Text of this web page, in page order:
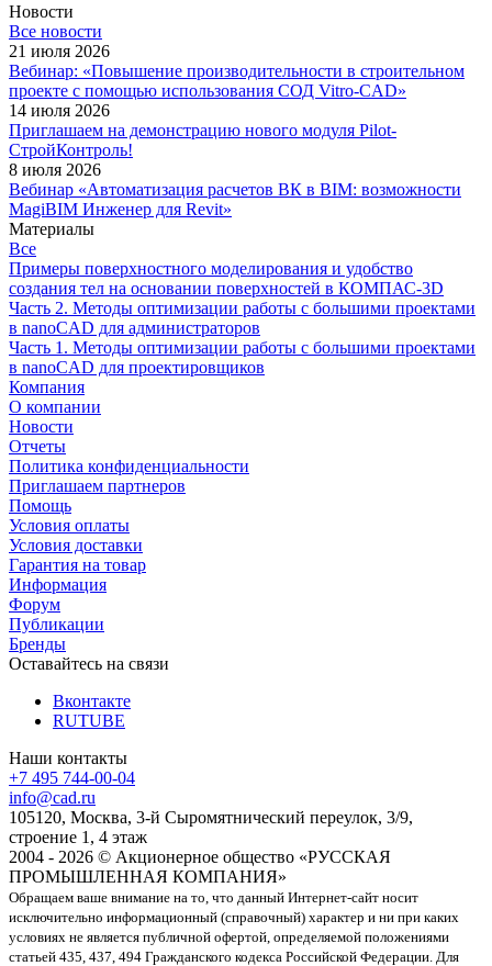
Новости
Все новости
21 июля 2026
Вебинар: «Повышение производительности в строительном
проекте с помощью использования СОД Vitro-CAD»
14 июля 2026
Приглашаем на демонстрацию нового модуля Pilot-
СтройКонтроль!
8 июля 2026
Вебинар «Автоматизация расчетов ВК в BIM: возможности
MagiBIM Инженер для Revit»
Материалы
Все
Примеры поверхностного моделирования и удобство
создания тел на основании поверхностей в КОМПАС-3D
Часть 2. Методы оптимизации работы с большими проектами
в nanoCAD для администраторов
Часть 1. Методы оптимизации работы с большими проектами
в nanoCAD для проектировщиков
Компания
О компании
Новости
Отчеты
Политика конфиденциальности
Приглашаем партнеров
Помощь
Условия оплаты
Условия доставки
Гарантия на товар
Информация
Форум
Публикации
Бренды
Оставайтесь на связи
Вконтакте
RUTUBE
Наши контакты
+7 495 744-00-04
info@cad.ru
105120, Москва, 3-й Сыромятнический переулок, 3/9,
строение 1, 4 этаж
2004 - 2026 © Акционерное общество «РУССКАЯ
ПРОМЫШЛЕННАЯ КОМПАНИЯ»
Обращаем ваше внимание на то, что данный Интернет-сайт носит
исключительно информационный (справочный) характер и ни при каких
условиях не является публичной офертой, определяемой положениями
статьей 435, 437, 494 Гражданского кодекса Российской Федерации. Для